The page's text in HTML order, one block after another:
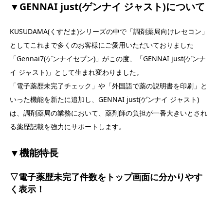
▼GENNAI just(ゲンナイ ジャスト)について
KUSUDAMA(くすだま)シリーズの中で「調剤薬局向けレセコン」
としてこれまで多くのお客様にご愛用いただいておりました
「Gennai7(ゲンナイセブン)」がこの度、「GENNAI just(ゲンナ
イ ジャスト)」として生まれ変わりました。
「電子薬歴未完了チェック」や「外国語で薬の説明書を印刷」と
いった機能を新たに追加し、GENNAI just(ゲンナイ ジャスト)
は、調剤薬局の業務において、薬剤師の負担が一番大きいとされ
る薬歴記載を強力にサポートします。
▼機能特長
▽電子薬歴未完了件数をトップ画面に分かりやす
く表示！